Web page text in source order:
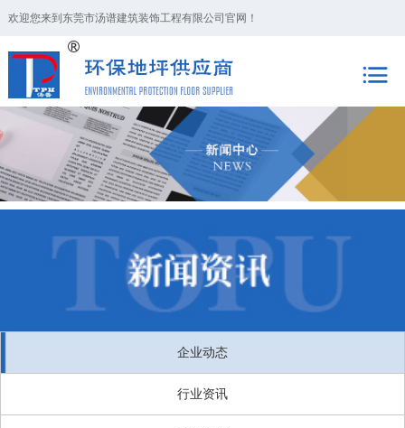
欢迎您来到东莞市汤谱建筑装饰工程有限公司官网！
企业动态
行业资讯